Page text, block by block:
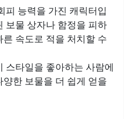
피 능력을 가진 캐릭터입
보물 상자나 함정을 피하
속도로 적을 처치할 수
스타일을 좋아하는 사람에
한 보물을 더 쉽게 얻을